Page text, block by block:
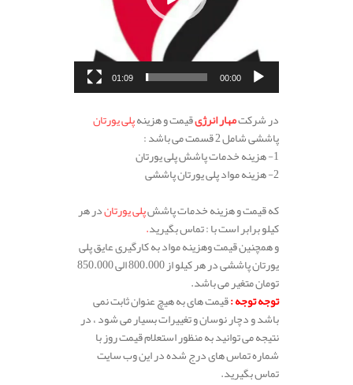
00:00
01:09
در شرکتمهار انرژیقیمت و هزینهپلی یورتان
پاششی شامل 2 قسمت می باشد :
1- هزینه خدمات پاشش پلی یورتان
2- هزینه مواد پلی یورتان پاششی
که قیمت و هزینه خدمات پاششپلی یورتاندر هر
کیلو برابر است با : تماس بگیرید.
و همچنین قیمت وهزینه مواد به کارگیری عایق پلی
یورتان پاششی در هر کیلو از 800.000 الی 850.000
تومان متغیر می باشد.
توجه توجه :قیمت های به هیچ عنوان ثابت نمی
باشد و دچار نوسان و تغییرات بسیار می شود ، در
نتیجه می توانید به منظور استعلام قیمت روز با
شماره تماس های درج شده در این وب سایت
تماس بگیرید.